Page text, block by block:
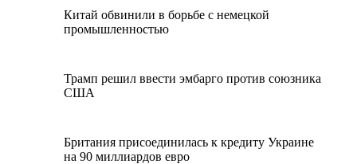
Китай обвинили в борьбе с немецкой
промышленностью
Трамп решил ввести эмбарго против союзника
США
Британия присоединилась к кредиту Украине
на 90 миллиардов евро